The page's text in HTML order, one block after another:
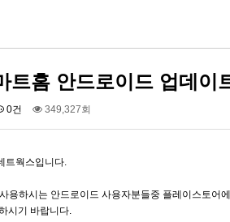
트홈 안드로이드 업데이
0건 349,327회
트웍스입니다.
용하시는 안드로이드 사용자분들중 플레이스토어
시기 바랍니다.
UIOT스마트홈 안드로이드 … (WIFI DISPLAY) …
TH-601C(6IN… 유니콘 BK-1200SB(휴…